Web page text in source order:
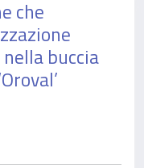
che
buccia